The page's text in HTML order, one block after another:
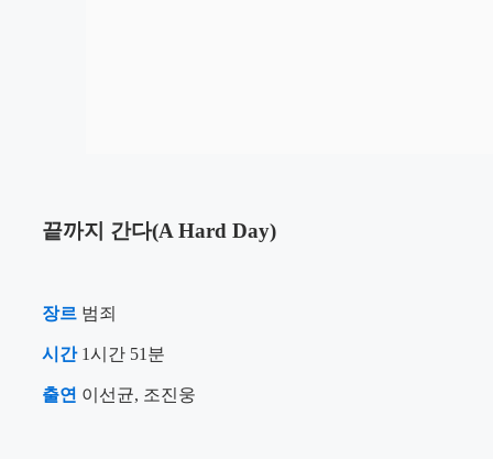
끝까지 간다(A Hard Day)
장르 범죄
시간1시간 51분
출연 이선균, 조진웅